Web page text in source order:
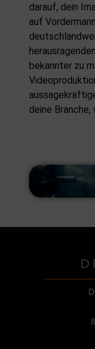
darauf, dein
auf
bekannter zu
deine